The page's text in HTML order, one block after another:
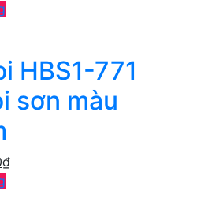
HBS1-771
sơn màu
₫